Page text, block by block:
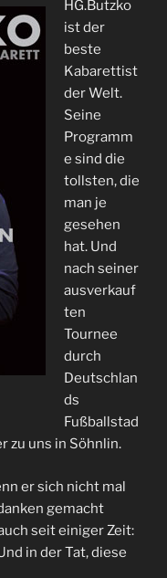
HG.Butzko
ist der
beste
Kabarettist
der Welt.
Seine
Programm
e sind die
tollsten, die
man je
gesehen
hat. Und
nach seiner
ausverkauf
ten
Tournee
durch
Deutschlan
ds
Fußballstad
zu uns in Söhnlin.
er sich nicht mal
gemacht
seit einiger Zeit:
in der Tat, diese